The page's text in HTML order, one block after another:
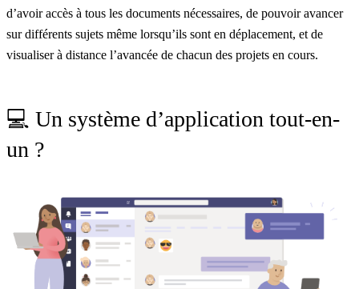
d’avoir accès à tous les documents nécessaires, de pouvoir avancer
sur différents sujets même lorsqu’ils sont en déplacement, et de
visualiser à distance l’avancée de chacun des projets en cours.
💻 Un système d’application tout-en-
un ?